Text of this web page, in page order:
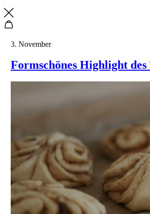
3. November
Formschönes Highlight des